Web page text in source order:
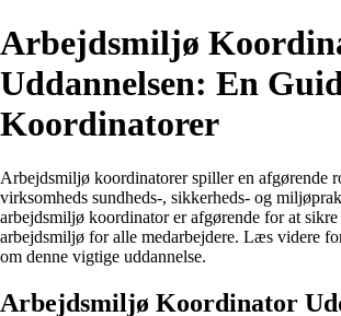
Arbejdsmiljø
Uddannelsen: En
Koordinatorer
Arbejdsmiljø koordinatorer spiller en afgørende
virksomheds sundheds-, sikkerheds- og
arbejdsmiljø koordinator er afgørende for at
arbejdsmiljø for alle medarbejdere. Læs videre
om denne vigtige uddannelse.
Arbejdsmiljø Koordinator